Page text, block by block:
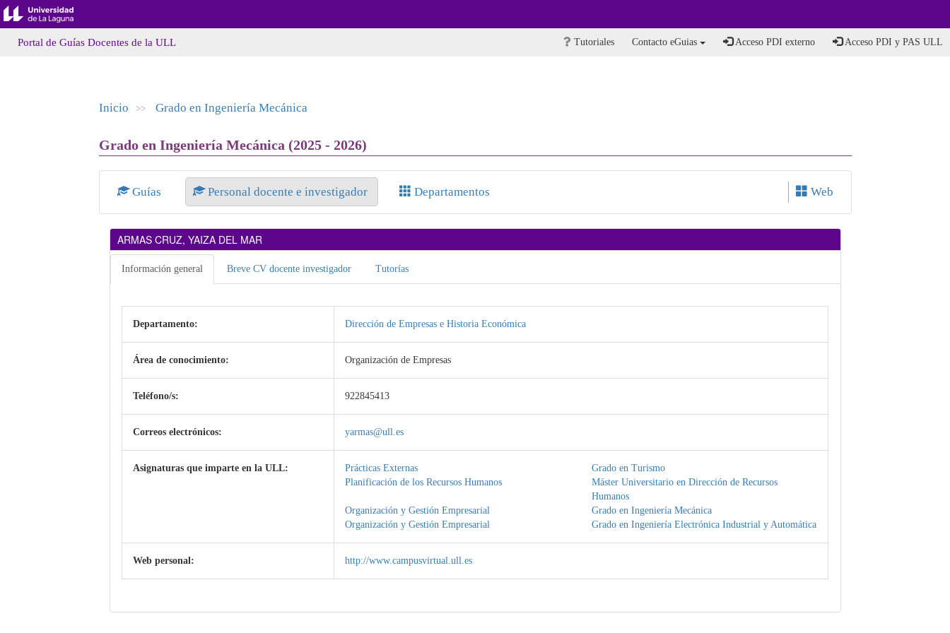
Portal de Guías Docentes de la ULL Tutoriales Contacto eGuias Acceso PDI externo Acceso PDI y PAS ULL
Inicio >> Grado en Ingeniería Mecánica
Grado en Ingeniería Mecánica (2025 - 2026)
Guías Personal docente e investigador Departamentos Web
ARMAS CRUZ, YAIZA DEL MAR
Información general Breve CV docente investigador Tutorías
Departamento: Dirección de Empresas e Historia Económica
Área de conocimiento: Organización de Empresas
Teléfono/s: 922845413
Correos electrónicos: yarmas@ull.es
Asignaturas que imparte en la ULL: Prácticas Externas
Grado en Turismo
Planificación de los Recursos Humanos
Máster Universitario en Dirección de Recursos
Humanos
Organización y Gestión Empresarial
Grado en Ingeniería Mecánica
Organización y Gestión Empresarial
Grado en Ingeniería Electrónica Industrial y Automática
Web personal: http://www.campusvirtual.ull.es